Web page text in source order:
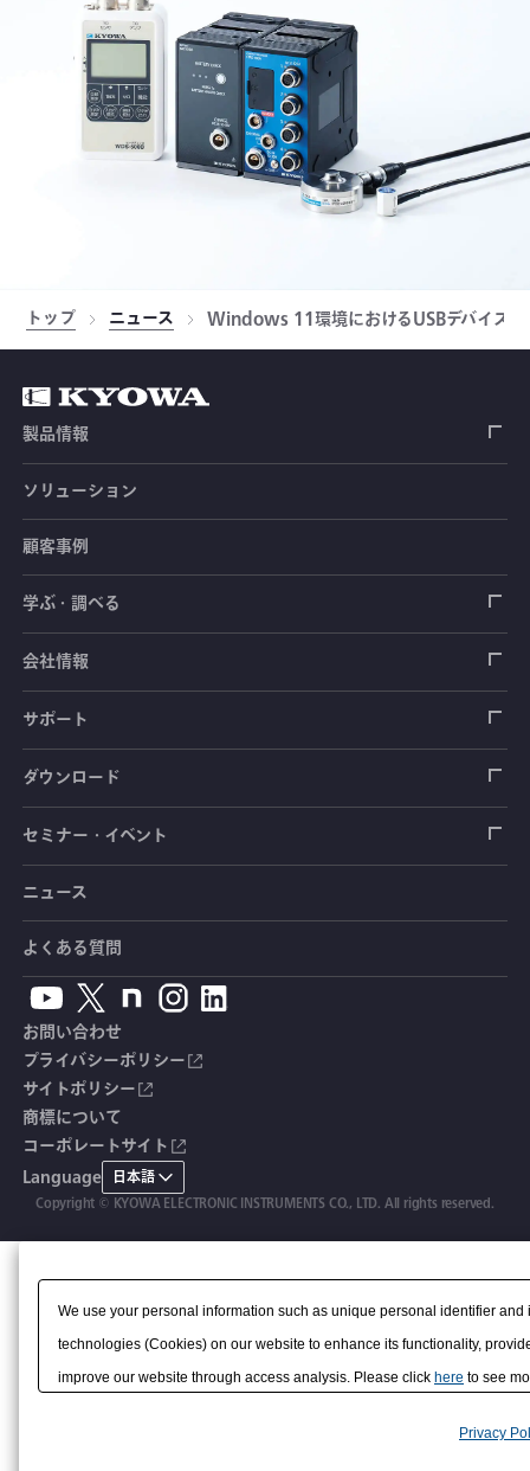
トップ ニュース Windows 11環境におけるUSBデバイス
製品情報
ひずみゲージ
センサ（変換器）
ロードセル
加速度センサ
圧力センサ
トルクセンサ
土木建築用センサ
荷重計
土圧計
間隙水圧計
傾斜計
鉄筋計
沈下計
応力計
継目計
変位計
自動車用センサ
シートベルト張力計
操舵力・操舵角計
手ブレーキ計・チェンジレバー操作力計
踏力計
ホイールトルクセンサ
人体ダミー用センサ
測定器
データロガー
指示計・表示器
増幅器（アンプ）
ハンディ測定器（チェッカ）
ソフトウェア
計測システム
道路用計測システム
鉄道用計測システム
自動車用計測システム
土木用計測システム
試験装置・システム
ブリッジボックス
ケーブル・コネクタ
アクセサリ
製品・サービスTopics
オーダーメイド製品
生産終了製品
ソリューション
顧客事例
学ぶ・調べる
ひずみゲージ
センサ（変換器）
測定器
光ファイバ計測ソリューション - 学ぶ・調べる
共和技報
単位変換表
用語集
会社情報
拠点情報
会社概要
サポート
製品輸出時の取り扱いと該非判定書
毒物及び劇物譲受書
安全データシート（SDS）
カタログ・資料のダウンロード
生産終了製品一覧
拠点情報
よくあるご質問
ダウンロード
カタログ
取扱説明書
CADデータ
ソフトウェアバージョンアップ
総合カタログ
安全データシート（SDS）
CE適合品 受注・販売状況
共和技報
セミナー・イベント
セミナー・講習会
イベント・展示会
ニュース
よくある質問
お問い合わせ
プライバシーポリシー
サイトポリシー
商標について
コーポレートサイト
Language 日本語
Copyright © KYOWA ELECTRONIC INSTRUMENTS CO., LTD. All rights reserved.
We use your personal information such as unique personal identifier
technologies (Cookies) on our website to enhance its functionality,
improve our website through access analysis. Please click here to see
them or that they have collected from your use of their services or
Privacy